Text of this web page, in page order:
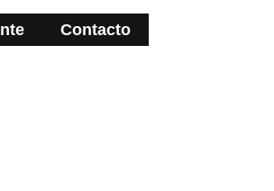
Contacto